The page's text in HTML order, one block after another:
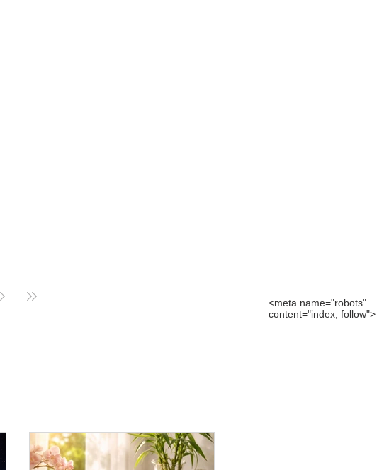
<meta name="robots"
content="index, follow">